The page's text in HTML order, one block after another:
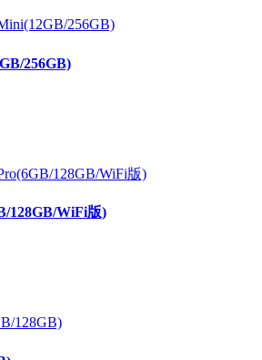
256GB)
128GB/WiFi版)